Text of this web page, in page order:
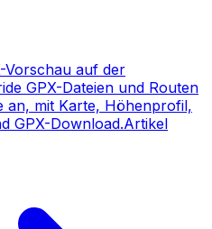
Vorschau auf der
GPX-Dateien und Routen
an, mit Karte, Höhenprofil,
GPX-Download.Artikel